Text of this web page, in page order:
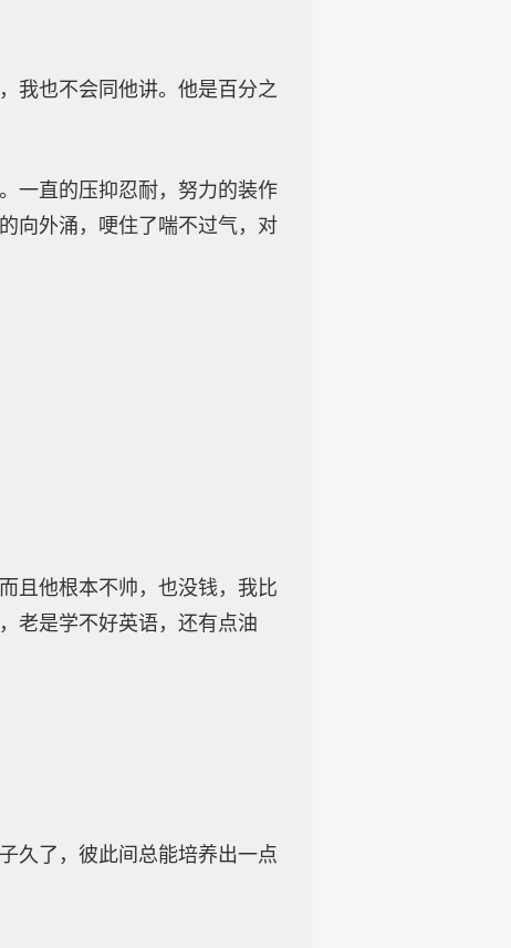
我也不会同他讲。他是百分之
一直的压抑忍耐，努力的装作
向外涌，哽住了喘不过气，对
且他根本不帅，也没钱，我比
老是学不好英语，还有点油
久了，彼此间总能培养出一点